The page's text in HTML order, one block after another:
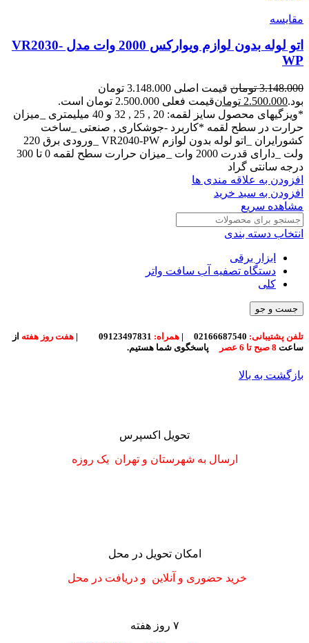
مقایسه
اتو لوله بدون لوازم ویوارکس 2000 وات مدل VR2030-
WP
3.148.000 تومان
قیمت اصلی 3.148.000 تومان
بود.2.500.000 تومانقیمت فعلی 2.500.000 تومان است.
*ویزگیهای محصول سایز لقمه: 20 , 25 , 32 و 40 میلیمتری _میزان
حرارت در سطح لقمه *کاربرد -جوشکاری , صنعتی _ساخت
کشورایران _اتو لوله بدون لوازم VR2040-PW _ورودی برق 220
ولت _دارای قدرت 2000 وات _میزان حرارت سطح لقمه 0 تا 300
درجه سانتی گراد
افزودن به علاقه مندی ها
افزودن به سبد خرید
مشاهده سریع
انتخاب دسته بندی
ابزار برقی
دستگاه تصفیه آب سافت واتر
کلی
جست و جو
تلفن پشتیبانی: | همراه: | هفت روز هفته از
ساعت 8 صبح تا 6 عصر پاسخگوی شما هستیم.
بازگشت به بالا
تحویل اکسپرس
ارسال به شهرستان و تهران یک روزه
امکان تحویل در محل
خرید حضوری و آنلاین و دریافت در محل
۷ روز هفته